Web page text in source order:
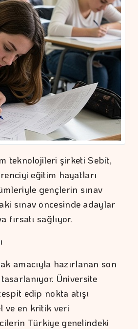
teknolojileri şirketi Sebit,
eğitim hayatları
gençlerin sınav
sınav öncesinde adaylar
sağlıyor.
amacıyla hazırlanan son
Üniversite
edip nokta atışı
ve en kritik veri
Türkiye genelindeki